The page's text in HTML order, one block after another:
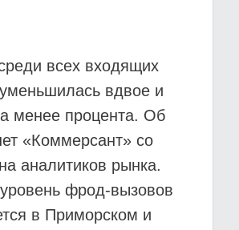
всех входящих
вдвое и
менее процента. Об
«Коммерсант» со
аналитиков рынка.
фрод-вызовов
в Приморском и